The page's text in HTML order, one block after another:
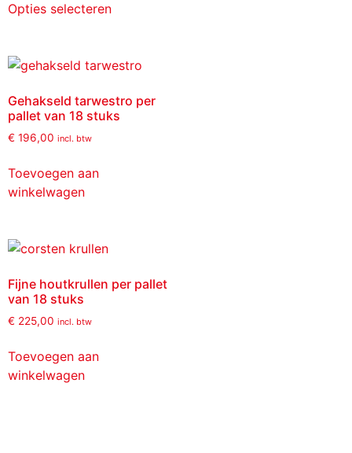
Opties selecteren
Gehakseld tarwestro per
pallet van 18 stuks
€ 196,00 incl. btw
Toevoegen aan
winkelwagen
Fijne houtkrullen per pallet
van 18 stuks
€ 225,00 incl. btw
Toevoegen aan
winkelwagen